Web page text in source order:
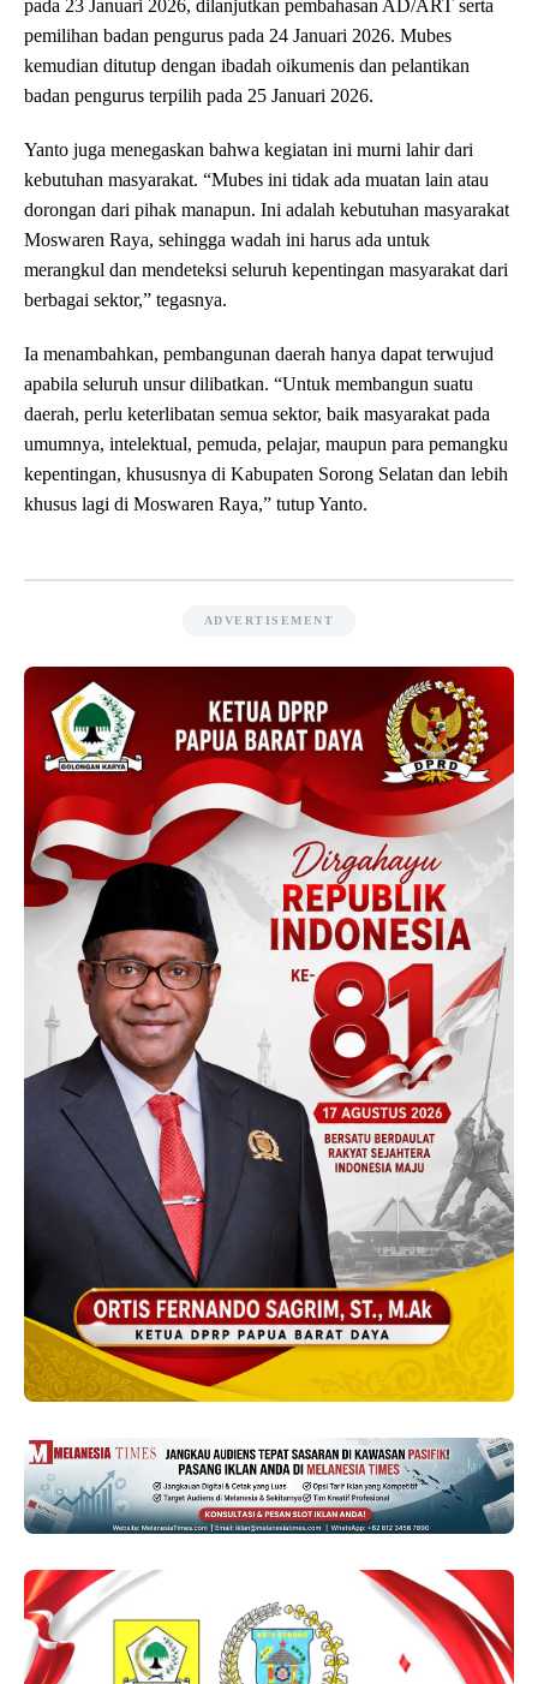
pada 23 Januari 2026, dilanjutkan pembahasan AD/ART serta
pemilihan badan pengurus pada 24 Januari 2026. Mubes
kemudian ditutup dengan ibadah oikumenis dan pelantikan
badan pengurus terpilih pada 25 Januari 2026.
Yanto juga menegaskan bahwa kegiatan ini murni lahir dari
kebutuhan masyarakat. “Mubes ini tidak ada muatan lain atau
dorongan dari pihak manapun. Ini adalah kebutuhan masyarakat
Moswaren Raya, sehingga wadah ini harus ada untuk
merangkul dan mendeteksi seluruh kepentingan masyarakat dari
berbagai sektor,” tegasnya.
Ia menambahkan, pembangunan daerah hanya dapat terwujud
apabila seluruh unsur dilibatkan. “Untuk membangun suatu
daerah, perlu keterlibatan semua sektor, baik masyarakat pada
umumnya, intelektual, pemuda, pelajar, maupun para pemangku
kepentingan, khususnya di Kabupaten Sorong Selatan dan lebih
khusus lagi di Moswaren Raya,” tutup Yanto.
ADVERTISEMENT